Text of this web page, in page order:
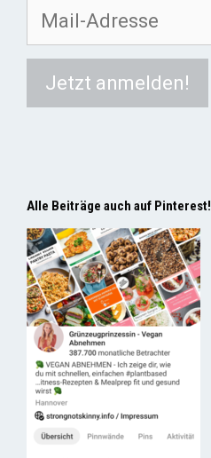
Alle Beiträge auch auf Pinterest!